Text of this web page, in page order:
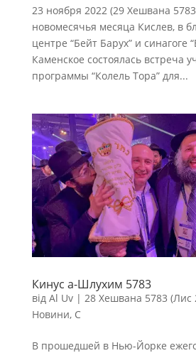
23 ноября 2022 (29 Хешвана
новомесячья месяца Кислев, в
центре “Бейт Барух” и синагоге
Каменское состоялась встреча
программы “Колель Тора” для...
Кинус а-Шлухим 5783
від Al Uv| 28 Хешвана 5783 (Лис
Новини, С
В прошедшей в Нью-Йорке